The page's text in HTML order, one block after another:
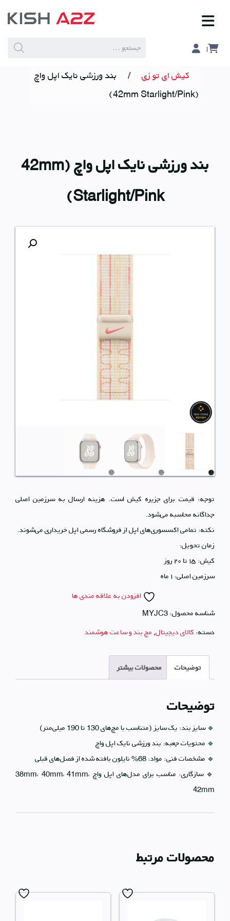
search
کیش ای تو زی /
بند ورزشی نایک اپل واچ
(42mm Starlight/Pink)
بند ورزشی نایک اپل واچ (42mm
Starlight/Pink)
توجه: قیمت‌ برای جزیره کیش است. هزینه ارسال به سرزمین اصلی
جداگانه محاسبه می‌شود.
نکته: تمامی اکسسوری‌های اپل از فروشگاه رسمی اپل خریداری می‌شوند.
زمان تحویل:
کیش: ۱۵ تا ۲۰ روز
سرزمین اصلی: ۱ ماه
افزودن به علاقه مندی ها
شناسه محصول:MYJC3
دسته: کالای دیجیتال, مچ بند و ساعت هوشمند
توضیحات محصولات بیشتر
توضیحات
🔹 سایز بند: یک سایز (متناسب با مچ‌های 130 تا 190 میلی‌متر)
🔹 محتویات جعبه: بند ورزشی نایک اپل واچ
🔹 مشخصات فنی: مواد: 68% نایلون بافته شده از فصل‌های قبلی
🔹 سازگاری: مناسب برای مدل‌های اپل واچ 38mm، 40mm، 41mm،
42mm
محصولات مرتبط